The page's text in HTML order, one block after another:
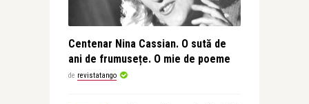
Centenar Nina Cassian. O sută de
ani de frumusețe. O mie de poeme
de revistatango